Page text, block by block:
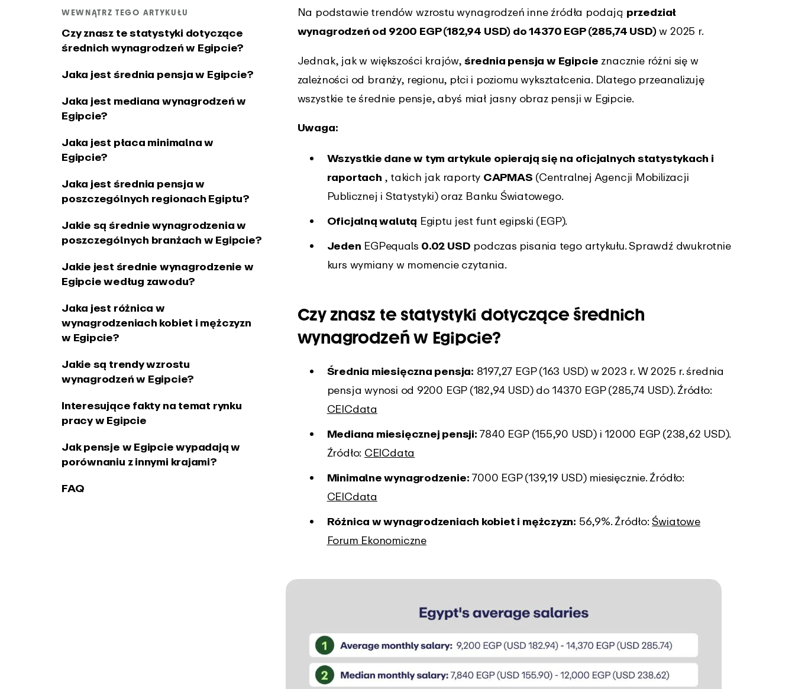
Integracje i API
ulubionymi narzędziami
Dziennik zmian
Zobacz, co nowego pojawiło
się w aplikacji EARLY
Uzyskaj natychmiastowe
wsparcie dzięki naszym
kompleksowym przewodnikom
systemie Windows
czasu na komputerze
Mac
mobilnych
WEWNĄTRZ TEGO ARTYKUŁU
Czy znasz te statystyki dotyczące
średnich wynagrodzeń w Egipcie?
Jaka jest średnia pensja w Egipcie?
Jaka jest mediana wynagrodzeń w
Egipcie?
Jaka jest płaca minimalna w
Egipcie?
Jaka jest średnia pensja w
poszczególnych regionach Egiptu?
Jakie są średnie wynagrodzenia w
poszczególnych branżach w Egipcie?
Jakie jest średnie wynagrodzenie w
Egipcie według zawodu?
Jaka jest różnica w
wynagrodzeniach kobiet i mężczyzn
w Egipcie?
Jakie są trendy wzrostu
wynagrodzeń w Egipcie?
Interesujące fakty na temat rynku
pracy w Egipcie
Jak pensje w Egipcie wypadają w
porównaniu z innymi krajami?
FAQ
Na podstawie trendów wzrostu wynagrodzeń inne źródła podają przedział
wynagrodzeń od 9200 EGP (182,94 USD) do 14370 EGP (285,74 USD)w 2025 r.
Jednak, jak w większości krajów, średnia pensja w Egipcie znacznie różni się w
zależności od branży, regionu, płci i poziomu wykształcenia. Dlatego przeanalizuję
wszystkie te średnie pensje, abyś miał jasny obraz pensji w Egipcie.
Uwaga:
Wszystkie dane w tym artykule opierają się na oficjalnych statystykach i
raportach , takich jak raporty CAPMAS (Centralnej Agencji Mobilizacji
Publicznej i Statystyki) oraz Banku Światowego.
Oficjalną walutą Egiptu jest funt egipski (EGP).
Jeden EGPequals 0.02 USD podczas pisania tego artykułu. Sprawdź dwukrotnie
kurs wymiany w momencie czytania.
Czy znasz te statystyki dotyczące średnich
wynagrodzeń w Egipcie?
Średnia miesięczna pensja: 8197,27 EGP (163 USD) w 2023 r. W 2025 r. średnia
pensja wynosi od 9200 EGP (182,94 USD) do 14370 EGP (285,74 USD). Źródło:
CEICdata
Mediana miesięcznej pensji: 7840 EGP (155,90 USD) i 12000 EGP (238,62 USD).
Źródło: CEICdata
Minimalne wynagrodzenie: 7000 EGP (139,19 USD) miesięcznie. Źródło:
CEICdata
Różnica w wynagrodzeniach kobiet i mężczyzn: 56,9%. Źródło:Światowe
Forum Ekonomiczne